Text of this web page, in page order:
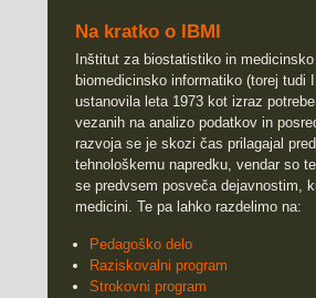
Na kratko o IBMI
Inštitut za biostatistiko in
biomedicinsko informatiko (torej tudi
ustanovila leta 1973 kot izraz
vezanih na analizo podatkov in
razvoja se je skozi čas prilagajal
tehnološkemu napredku, vendar so
se predvsem posveča dejavnostim,
medicini. Te pa lahko razdelimo na:
Pedagoško delo
Raziskovalni program
Strokovni program